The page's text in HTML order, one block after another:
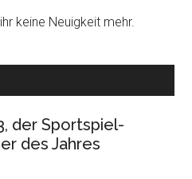
keine Neuigkeit mehr.
der Sportspiel-
des Jahres